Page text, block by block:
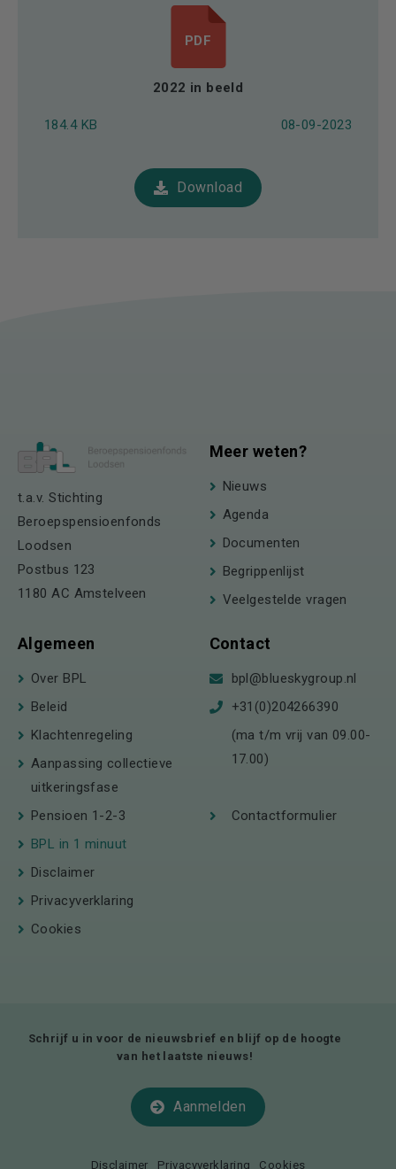
PDF
2022 in beeld
184.4 KB 08-09-2023
Download
t.a.v. Stichting
Beroepspensioenfonds
Loodsen
Postbus 123
1180 AC Amstelveen
Meer weten?
Nieuws
Agenda
Documenten
Begrippenlijst
Veelgestelde vragen
Algemeen
Over BPL
Beleid
Klachtenregeling
Aanpassing collectieve
uitkeringsfase
Pensioen 1-2-3
BPL in 1 minuut
Disclaimer
Privacyverklaring
Cookies
Contact
bpl@blueskygroup.nl
+31(0)204266390
(ma t/m vrij van 09.00-
17.00)
Contactformulier
Schrijf u in voor de nieuwsbrief en blijf op de hoogte
van het laatste nieuws!
Aanmelden
Disclaimer Privacyverklaring Cookies